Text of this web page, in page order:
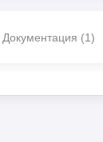
Документация (1)